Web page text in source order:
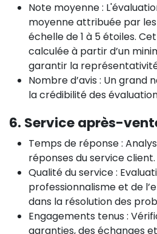
Note moyenne :
moyenne attribuée par
échelle de 1 à 5 étoiles.
calculée à partir d’un
garantir la
Nombre d’avis : Un grand
la crédibilité des
6. Service après-
Temps de réponse :
réponses du service client.
Qualité du service :
professionnalisme et de
dans la résolution des
Engagements tenus :
garanties, des échanges